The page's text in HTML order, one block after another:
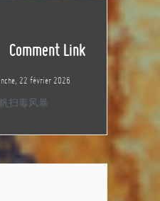
Comment Link
22 février 2026
扫毒风暴